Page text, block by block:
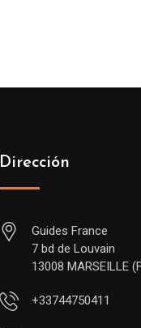
Dirección
Guides France
7 bd de Louvain
13008 MARSEILLE
+33744750411